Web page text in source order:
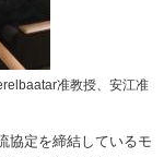
准教授、安江准
協定を締結しているモ